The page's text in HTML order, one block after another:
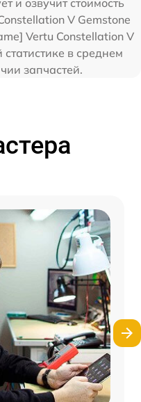
и озвучит стоимость
V Gemstone
Vertu Constellation V
в среднем
запчастей.